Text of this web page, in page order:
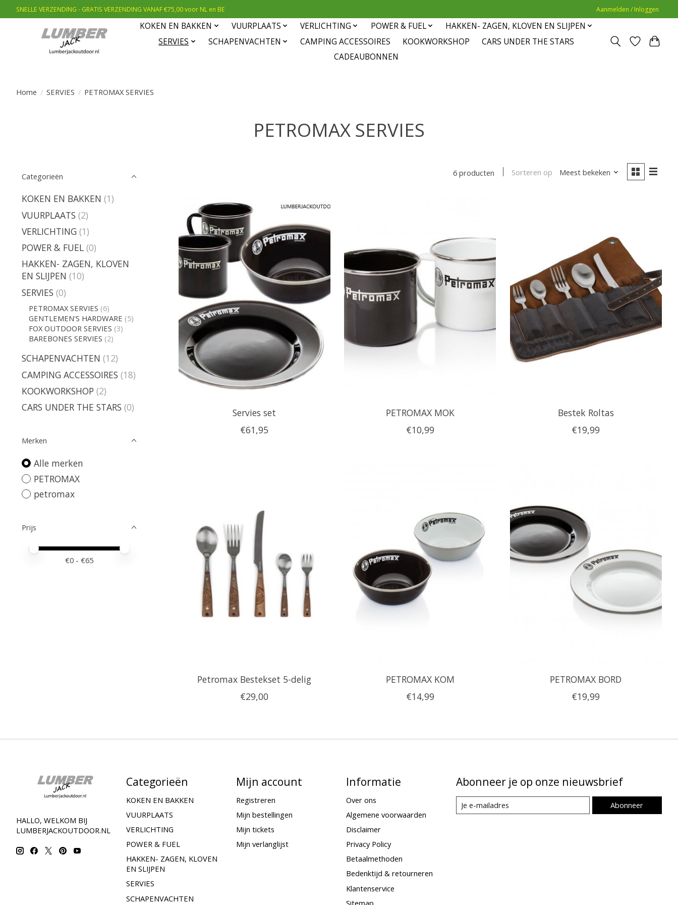
SNELLE VERZENDING - GRATIS VERZENDING VANAF €75,00 voor NL en BE Aanmelden / Inloggen
KOKEN EN BAKKEN VUURPLAATS VERLICHTING POWER & FUEL
HAKKEN- ZAGEN, KLOVEN EN SLIJPEN
SERVIES
SCHAPENVACHTEN CAMPING ACCESSOIRES KOOKWORKSHOP
CARS UNDER THE STARS
CADEAUBONNEN
Home / SERVIES / PETROMAX SERVIES
PETROMAX SERVIES
Categorieën
KOKEN EN BAKKEN (1)
VUURPLAATS (2)
VERLICHTING (1)
POWER & FUEL (0)
HAKKEN- ZAGEN, KLOVEN
EN SLIJPEN (10)
SERVIES (0)
PETROMAX SERVIES (6)
GENTLEMEN'S HARDWARE (5)
FOX OUTDOOR SERVIES (3)
BAREBONES SERVIES (2)
SCHAPENVACHTEN (12)
CAMPING ACCESSOIRES (18)
KOOKWORKSHOP (2)
CARS UNDER THE STARS (0)
Merken
Alle merken
PETROMAX
petromax
Prijs
Minimale prijswaarde
Price maximum value
€0 - €65
6 producten Sorteren op Meest bekeken
Servies set
€61,95
PETROMAX MOK
€10,99
Bestek Roltas
€19,99
Petromax Bestekset 5-delig
€29,00
PETROMAX KOM
€14,99
PETROMAX BORD
€19,99
HALLO, WELKOM BIJ
LUMBERJACKOUTDOOR.NL
Categorieën
KOKEN EN BAKKEN
VUURPLAATS
VERLICHTING
POWER & FUEL
HAKKEN- ZAGEN, KLOVEN
EN SLIJPEN
SERVIES
SCHAPENVACHTEN
Mijn account
Registreren
Mijn bestellingen
Mijn tickets
Mijn verlanglijst
Informatie
Over ons
Algemene voorwaarden
Disclaimer
Privacy Policy
Betaalmethoden
Bedenktijd & retourneren
Klantenservice
Sitemap
Abonneer je op onze nieuwsbrief
Abonneer